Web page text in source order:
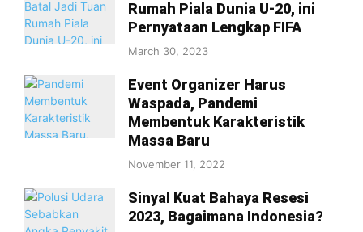
Rumah Piala Dunia U-20, ini
Pernyataan Lengkap FIFA
March 30, 2023
Event Organizer Harus
Waspada, Pandemi
Membentuk Karakteristik
Massa Baru
November 11, 2022
Sinyal Kuat Bahaya Resesi
2023, Bagaimana Indonesia?